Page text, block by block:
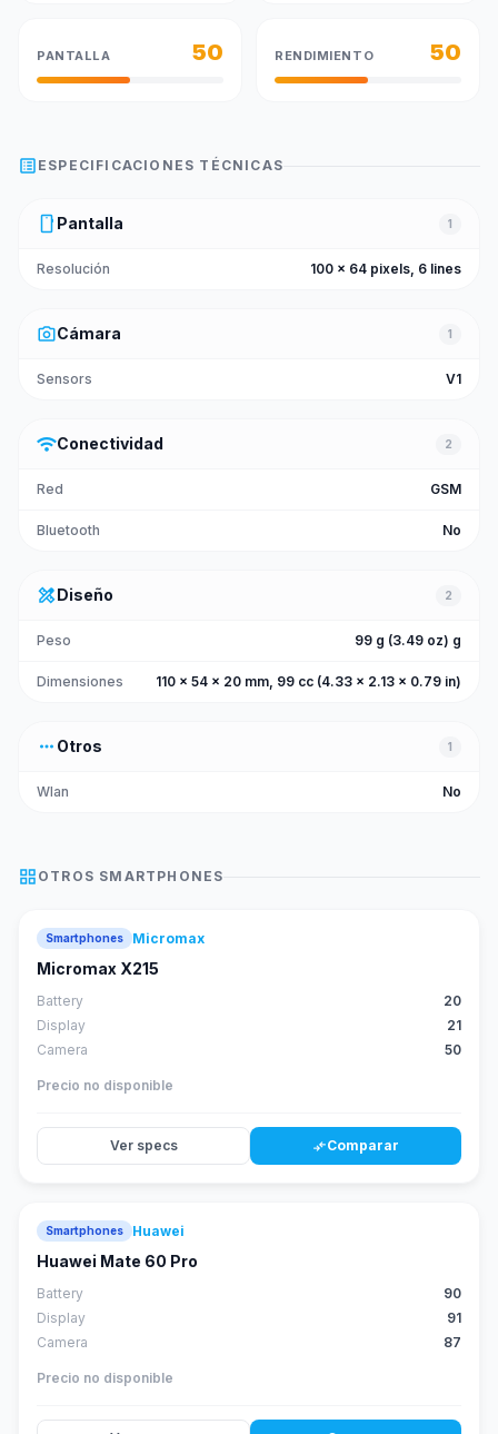
PANTALLA 50 RENDIMIENTO 50
list_alt ESPECIFICACIONES TÉCNICAS
smartphone Pantalla 1
Resolución 100 x 64 pixels, 6 lines
photo_cameraCámara 1
Sensors V1
wifiConectividad 2
Red GSM
Bluetooth No
design_servicesDiseño 2
Peso 99 g (3.49 oz) g
Dimensiones 110 x 54 x 20 mm, 99 cc (4.33 x 2.13 x 0.79 in)
more_horiz Otros 1
Wlan No
grid_view OTROS SMARTPHONES
Smartphones Micromax
Micromax X215
Battery
20
Display
21
Camera
50
Precio no disponible
Ver specs compare_arrowsComparar
Smartphones Huawei
Huawei Mate 60 Pro
Battery
90
Display
91
Camera
87
Precio no disponible